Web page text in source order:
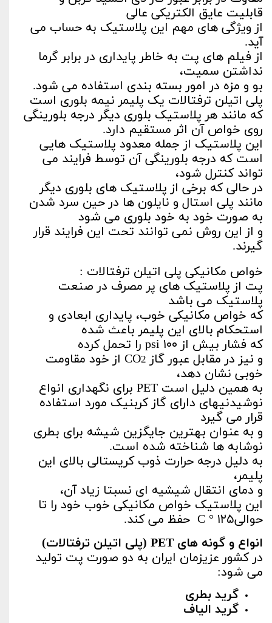
قابلیت عایق الکتریکی عالی
از ویژگی های مهم این پلاستیک به حساب می
آید.
از فیلم های پت به خاطر پایداری در برابر گرما
نداشتن سمیت،
بو و مزه در امور بسته بندی استفاده می شود.
پلی اتیلن ترفتالات یک پلیمر نیمه بلوری است
که مانند هر پلاستیک بلوری دیگر درجه بلورینگی
روی خواص آن اثر مستقیم دارد.
این پلاستیک از جمله معدود پلاستیک هایی
است که درجه بلورینگی آن توسط فرایند می
تواند کنترل شود،
در حالی که برخی از پلاستیک های بلوری دیگر
مانند پلی استال و نایلون ها در حین سرد شدن
به صورت خود به خود بلوری می شود
و از این روش نمی توانند تحت این فرایند قرار
گیرند.
خواص مکانیکی پلی اتیلن ترفتالات :
پت از پلاستیک های پر مصرف در صنعت
پلاستیک می باشد
که خواص مکانیکی خوب، پایداری ابعادی و
استحکام بالای این پلیمر باعث شده
که فشار بیش از ۱۰۰ psi را تحمل کرده
و نیز در مقابل عبور گاز CO 2
از خود مقاومت
خوبی نشان دهد،
به همین دلیل است PET برای نگهداری انواع
نوشیدنیهای دارای گاز کربنیک مورد استفاده
قرار می گیرد
و به عنوان بهترین جایگزین شیشه برای بطری
نوشابه ها شناخته شده است.
به دلیل درجه حرارت ذوب کریستالی بالای این
پلیمر،
و دمای انتقال شیشیه ای نسبتا زیاد آن،
این پلاستیک خواص مکانیکی خوب خود را تا
حوالیC ° ۱۲۵ حفظ می کند.
انواع و گونه های PET (پلی اتیلن ترفتالات)
در کشور عزیزمان ایران به دو صورت پت تولید
می شود:
گرید بطری
گرید الیاف